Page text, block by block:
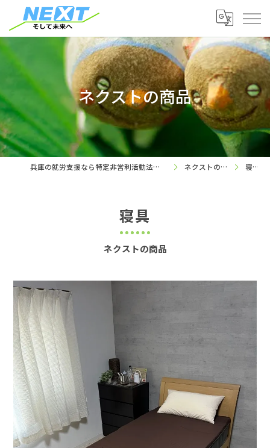
ネクストの商品
兵庫の就労支援なら特定非営利活動法人ネクスト ネクストの商品 寝具
ネクストの商品
寝具